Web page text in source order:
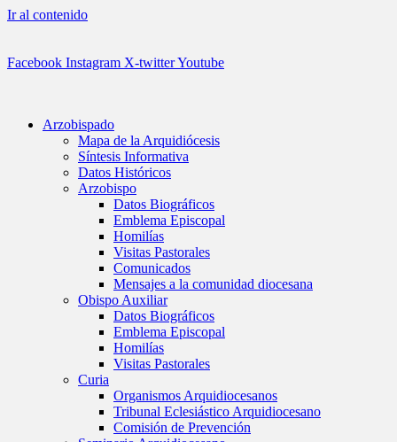
Ir al contenido
Facebook Instagram X-twitterYoutube
Arzobispado
Mapa de la Arquidiócesis
Síntesis Informativa
Datos Históricos
Arzobispo
Datos Biográficos
Emblema Episcopal
Homilías
Visitas Pastorales
Comunicados
Mensajes a la comunidad diocesana
Obispo Auxiliar
Datos Biográficos
Emblema Episcopal
Homilías
Visitas Pastorales
Curia
Organismos Arquidiocesanos
Tribunal Eclesiástico Arquidiocesano
Comisión de Prevención